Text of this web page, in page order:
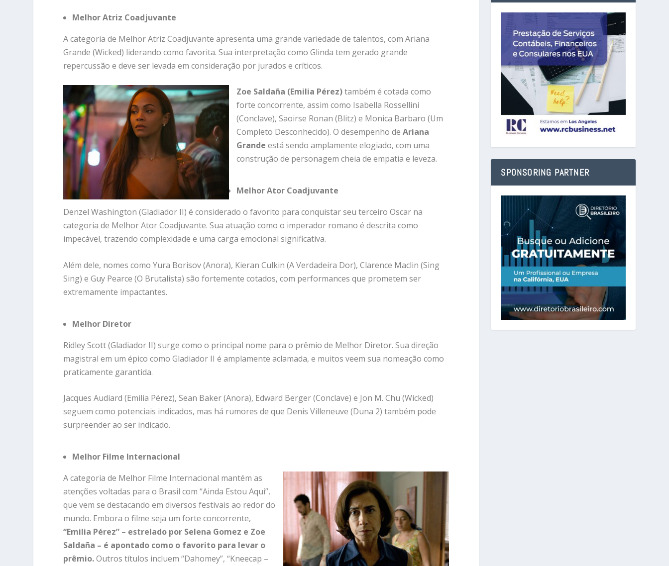
Melhor Atriz Coadjuvante
A categoria de Melhor Atriz Coadjuvante apresenta uma grande variedade de talentos, com Ariana
Grande (Wicked) liderando como favorita. Sua interpretação como Glinda tem gerado grande
repercussão e deve ser levada em consideração por jurados e críticos.
Zoe Saldaña (Emilia Pérez)também é cotada como
forte concorrente, assim como Isabella Rossellini
(Conclave), Saoirse Ronan (Blitz) e Monica Barbaro (Um
Completo Desconhecido). O desempenho deAriana
Grande está sendo amplamente elogiado, com uma
construção de personagem cheia de empatia e leveza.
Melhor Ator Coadjuvante
Denzel Washington (Gladiador II) é considerado o favorito para conquistar seu terceiro Oscar na
categoria de Melhor Ator Coadjuvante. Sua atuação como o imperador romano é descrita como
impecável, trazendo complexidade e uma carga emocional significativa.
Além dele, nomes como Yura Borisov (Anora), Kieran Culkin (A Verdadeira Dor), Clarence Maclin (Sing
Sing) e Guy Pearce (O Brutalista) são fortemente cotados, com performances que prometem ser
extremamente impactantes.
Melhor Diretor
Ridley Scott (Gladiador II) surge como o principal nome para o prêmio de Melhor Diretor. Sua direção
magistral em um épico como Gladiador II é amplamente aclamada, e muitos veem sua nomeação como
praticamente garantida.
Jacques Audiard (Emilia Pérez), Sean Baker (Anora), Edward Berger (Conclave) e Jon M. Chu (Wicked)
seguem como potenciais indicados, mas há rumores de que Denis Villeneuve (Duna 2) também pode
surpreender ao ser indicado.
Melhor Filme Internacional
A categoria de Melhor Filme Internacional mantém as
atenções voltadas para o Brasil com “Ainda Estou Aqui”,
que vem se destacando em diversos festivais ao redor do
mundo. Embora o filme seja um forte concorrente,
“Emilia Pérez” – estrelado por Selena Gomez e Zoe
Saldaña – é apontado como o favorito para levar o
prêmio.Outros títulos incluem “Dahomey”, “Kneecap –
SPONSORING PARTNER